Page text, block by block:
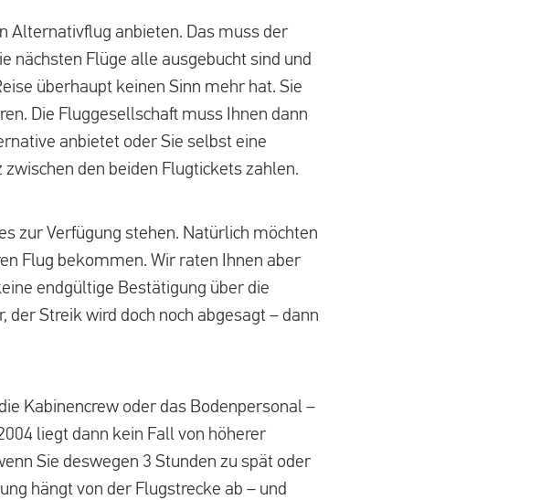
Alternativflug anbieten. Das muss der
nächsten Flüge alle ausgebucht sind und
überhaupt keinen Sinn mehr hat. Sie
Die Fluggesellschaft muss Ihnen dann
anbietet oder Sie selbst eine
den beiden Flugtickets zahlen.
zur Verfügung stehen. Natürlich möchten
Flug bekommen. Wir raten Ihnen aber
endgültige Bestätigung über die
Streik wird doch noch abgesagt – dann
Kabinencrew oder das Bodenpersonal –
liegt dann kein Fall von höherer
Sie deswegen 3 Stunden zu spät oder
hängt von der Flugstrecke ab – und